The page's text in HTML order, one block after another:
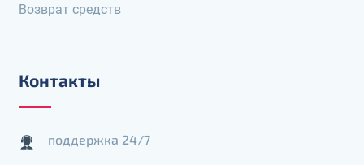
Возврат средств
Контакты
поддержка 24/7